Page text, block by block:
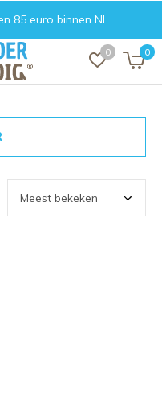
0 0
85 euro binnen NL